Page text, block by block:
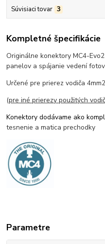
Súvisiaci tovar 3
Kompletné špecifikácie
Originálne konektory MC4-
panelov a spájanie vedení
Určené pre prierez vodiča
(pre iné prierezy použitých
Konektory dodávame ako
tesnenie a matica prechodky
Parametre